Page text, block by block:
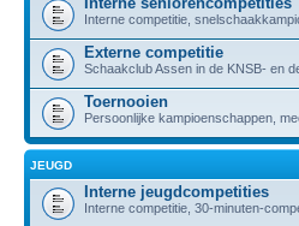
Interne competitie,
Externe competitie
Schaakclub Assen in de KNSB- en
Toernooien
Persoonlijke kampioenschappen,
JEUGD
Interne jeugdcompetities
Interne competitie, 30-minuten-